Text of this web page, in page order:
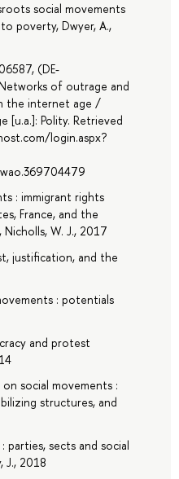
social movements
poverty, Dwyer, A.,
(DE-
of outrage and
the internet age /
[u.a.]: Polity. Retrieved
login.aspx?
: immigrant rights
France, and the
W. J., 2017
justification, and the
: potentials
and protest
social movements :
structures, and
parties, sects and social
J., 2018